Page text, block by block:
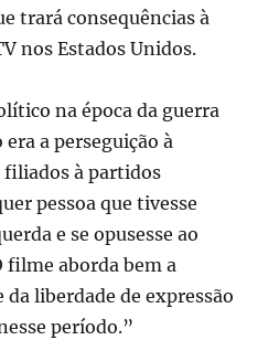
trará consequências à
nos Estados Unidos.
na época da guerra
a perseguição à
filiados à partidos
pessoa que tivesse
e se opusesse ao
filme aborda bem a
da liberdade de expressão
período.”